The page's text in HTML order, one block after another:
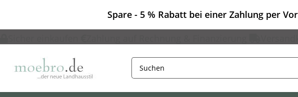
Spare - 5 % Rabatt bei einer Zahlung per